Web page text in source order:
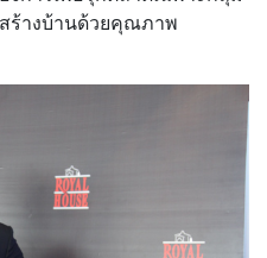
ร้างบ้านด้วยคุณภาพ